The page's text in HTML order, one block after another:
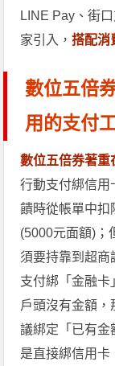
LINE Pay、街
家引入，搭配消
數位五倍
用的支付
數位五倍券著重
行動支付綁信用
饋時從帳單中扣
(5000元面額)；
須要持靠到超商
支付綁「金融卡
戶頭沒有金額
議綁定「已有金
是直接綁信用卡